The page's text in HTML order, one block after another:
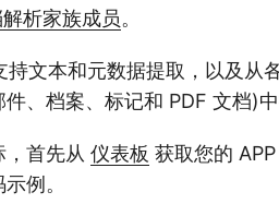
析家族成员。
持文本和元数据提取，以及从
、档案、标记和 PDF 文档)中
，首先从 仪表板 获取您的
例。